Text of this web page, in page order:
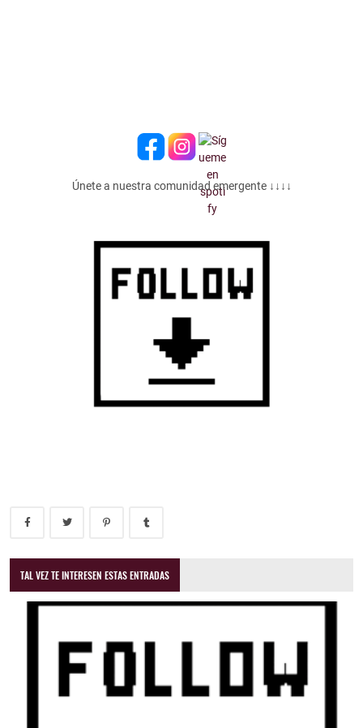
Únete a nuestra comunidad emergente ↓↓↓↓
TAL VEZ TE INTERESEN ESTAS ENTRADAS